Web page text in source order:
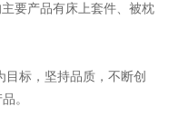
要产品有床上套件、被枕
标，坚持品质，不断创
。